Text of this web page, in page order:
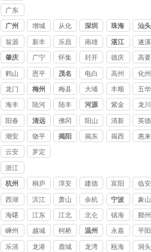
广东
讨债
公司
广州 增城 从化 深圳 珠海 汕头
翁源 新丰 乐昌 南雄 湛江 遂溪
肇庆 广宁 怀集 封开 德庆 高要
鹤山 恩平 茂名 电白 高州 化州
龙门 梅州 梅县 大埔 丰顺 五华
海丰 陆河 陆丰 河源 紫金 龙川
阳春 清远 佛冈 阳山 清新 英德
潮安 饶平 揭阳 揭东 揭西 惠来
云安 罗定
浙江
讨债
公司
杭州 桐庐 淳安 建德 富阳 临安
西湖 滨江 萧山 余杭 宁波 象山
海曙 江东 江北 北仑 镇海 鄞州
嵊州 越城 柯桥 温州 永嘉 平阳
乐清 龙港 鹿城 龙湾 瓯海 洞头